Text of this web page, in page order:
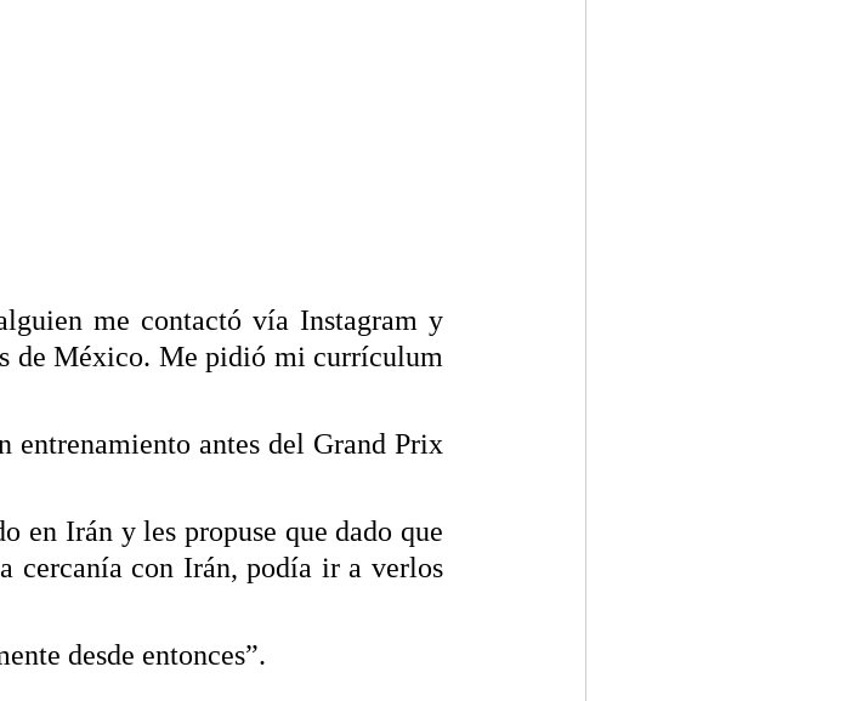
me contactó vía Instagram y
de México. Me pidió mi currículum
antes del Grand Prix
en Irán y les propuse que dado que
cercanía con Irán, podía ir a verlos
desde entonces”.